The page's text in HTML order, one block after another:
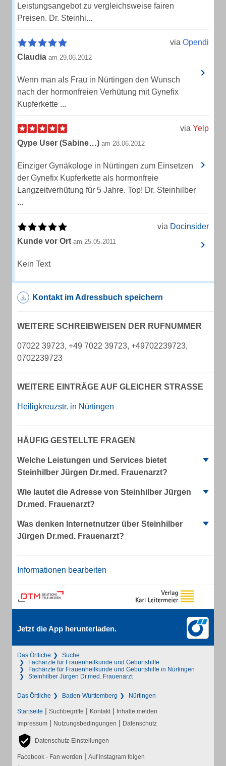
Leistungsangebot zu vergleichsweise fairen
Preisen. Dr. Steinhi...
via Opendi
Claudia am 29.06.2012
Wenn man als Frau in Nürtingen den Wunsch
nach der hormonfreien Verhütung mit Gynefix
Kupferkette ...
via Yelp
Qype User (Sabine…) am 28.06.2012
Einziger Gynäkologe in Nürtingen zum Einsetzen
der Gynefix Kupferkette als hormonfreie
Langzeitverhütung für 5 Jahre. Top! Dr. Steinhilber
...
via Docinsider
Kunde vor Ort am 25.05.2011
Kein Text
Kontakt im Adressbuch speichern
WEITERE SCHREIBWEISEN DER RUFNUMMER
07022 39723, +49 7022 39723, +49702239723,
0702239723
WEITERE EINTRÄGE AUF GLEICHER STRASSE
Heiligkreuzstr. in Nürtingen
HÄUFIG GESTELLTE FRAGEN
Welche Leistungen und Services bietet
Steinhilber Jürgen Dr.med. Frauenarzt?
Wie lautet die Adresse von Steinhilber Jürgen
Dr.med. Frauenarzt?
Was denken Internetnutzer über Steinhilber
Jürgen Dr.med. Frauenarzt?
Informationen bearbeiten
Jetzt die App herunterladen.
Das Örtliche
Suche
Fachärzte für Frauenheilkunde und Geburtshilfe
Fachärzte für Frauenheilkunde und Geburtshilfe in Nürtingen
Steinhilber Jürgen Dr.med. Frauenarzt
Das Örtliche Baden-Württemberg Nürtingen
Startseite | Suchbegriffe | Kontakt | Inhalte melden
Impressum | Nutzungsbedingungen | Datenschutz
Datenschutz-Einstellungen
Facebook - Fan werden | Auf Instagram folgen